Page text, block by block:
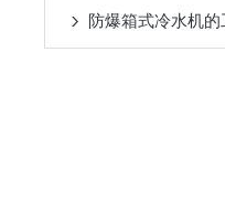
防爆箱式冷水机的